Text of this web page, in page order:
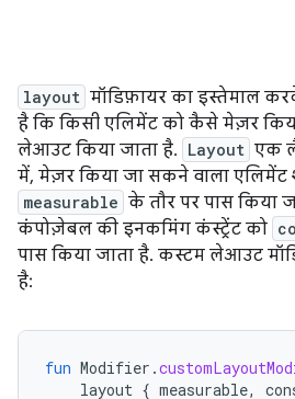
layout मॉडिफ़ायर का इस्तेमाल
है कि किसी एलिमेंट को कैसे मेज़र
लेआउट किया जाता है. Layout एक
में, मेज़र किया जा सकने वाला एलिमेंट
measurable के तौर पर पास किया
कंपोज़ेबल की इनकमिंग कंस्ट्रेंट को
पास किया जाता है. कस्टम लेआउट
है:
fun Modifier .
layout { measurable,